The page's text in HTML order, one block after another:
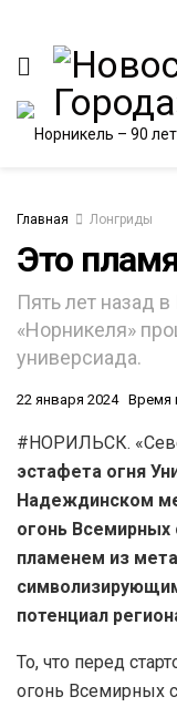
Главная Лонгриды
Это
Пять лет назад
«Норникеля»
универсиада.
22 января 2024 Время
#НОРИЛЬСК.
эстафета огня
Надеждинском
огонь Всемирных
пламенем из
потенциал
То, что перед
огонь Всемирных